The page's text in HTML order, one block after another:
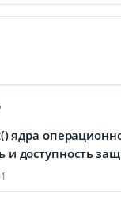
ядра
и доступность